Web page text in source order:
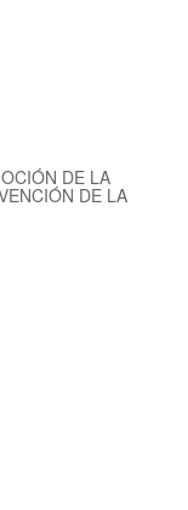
DE LA
DE LA